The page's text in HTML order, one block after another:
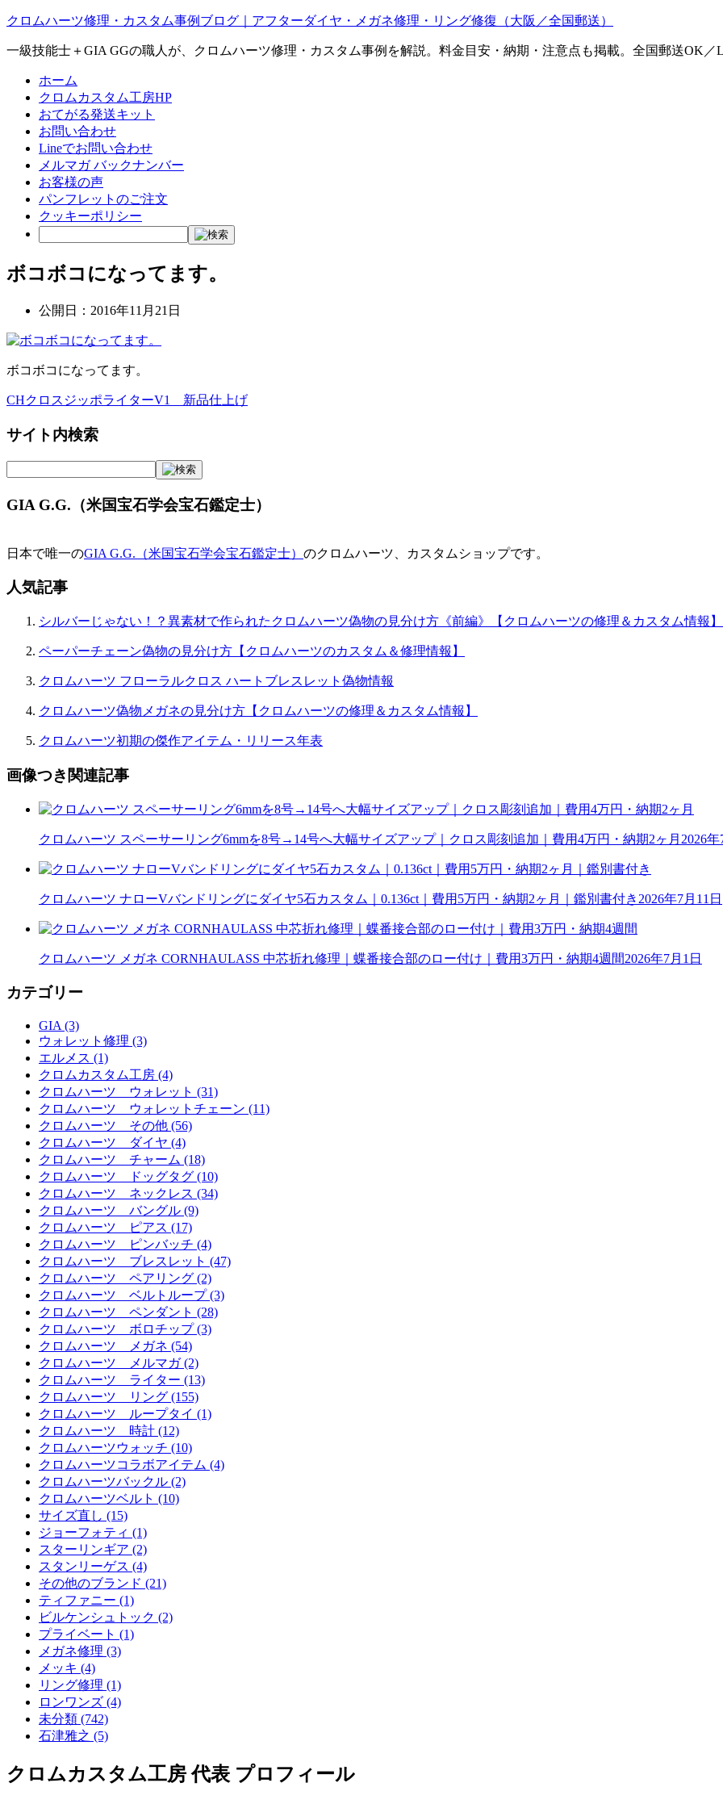
クロムハーツ修理・カスタム事例ブログ｜アフターダイヤ・メガネ修理・リング修復（大阪／全国郵送）
一級技能士＋GIA GGの職人が、クロムハーツ修理・カスタム事例を解説。料金目安・納期・注意点も掲載。全国郵送OK／
ホーム
クロムカスタム工房HP
おてがる発送キット
お問い合わせ
Lineでお問い合わせ
メルマガ バックナンバー
お客様の声
パンフレットのご注文
クッキーポリシー
ボコボコになってます。
公開日： 2016年11月21日
ボコボコになってます。
投
稿
ナ
ビ
ゲ
シ
ョ
CHクロスジッポライターV1 新品仕上げ
サイト内検索
GIA G.G.（米国宝石学会宝石鑑定士）
日本で唯一のGIA G.G.（米国宝石学会宝石鑑定士） のクロムハーツ、カスタムショップです。
人気記事
シルバーじゃない！？異素材で作られたクロムハーツ偽物の見分け方《前編》【クロムハーツの修理＆カスタム情報】
ペーパーチェーン偽物の見分け方【クロムハーツのカスタム＆修理情報】
クロムハーツ フローラルクロス ハートブレスレット偽物情報
クロムハーツ偽物メガネの見分け方【クロムハーツの修理＆カスタム情報】
クロムハーツ初期の傑作アイテム・リリース年表
画像つき関連記事
クロムハーツ スペーサーリング6mmを8号→14号へ大幅サイズアップ｜クロス彫刻追加｜費用4万円・納期2ヶ月 2026年
クロムハーツ ナローVバンドリングにダイヤ5石カスタム｜0.136ct｜費用5万円・納期2ヶ月｜鑑別書付き 2026年7月11日
クロムハーツ メガネ CORNHAULASS 中芯折れ修理｜蝶番接合部のロー付け｜費用3万円・納期4週間2026年7月1日
カテゴリー
GIA (3)
ウォレット修理 (3)
エルメス (1)
クロムカスタム工房 (4)
クロムハーツ ウォレット (31)
クロムハーツ ウォレットチェーン (11)
クロムハーツ その他 (56)
クロムハーツ ダイヤ (4)
クロムハーツ チャーム (18)
クロムハーツ ドッグタグ (10)
クロムハーツ ネックレス (34)
クロムハーツ バングル (9)
クロムハーツ ピアス (17)
クロムハーツ ピンバッチ (4)
クロムハーツ ブレスレット (47)
クロムハーツ ペアリング (2)
クロムハーツ ベルトループ (3)
クロムハーツ ペンダント (28)
クロムハーツ ボロチップ (3)
クロムハーツ メガネ (54)
クロムハーツ メルマガ (2)
クロムハーツ ライター (13)
クロムハーツ リング (155)
クロムハーツ ループタイ (1)
クロムハーツ 時計 (12)
クロムハーツウォッチ (10)
クロムハーツコラボアイテム (4)
クロムハーツバックル (2)
クロムハーツベルト (10)
サイズ直し (15)
ジョーフォティ (1)
スターリンギア (2)
スタンリーゲス (4)
その他のブランド (21)
ティファニー (1)
ビルケンシュトック (2)
プライベート (1)
メガネ修理 (3)
メッキ (4)
リング修理 (1)
ロンワンズ (4)
未分類 (742)
石津雅之 (5)
クロムカスタム工房 代表 プロフィール